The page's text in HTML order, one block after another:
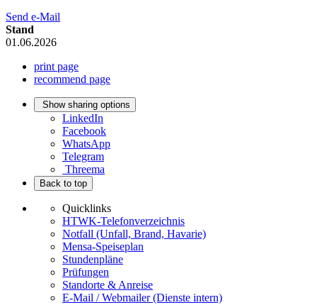
Send e-Mail
Stand
01.06.2026
print page
recommend page
Show sharing options
LinkedIn
Facebook
WhatsApp
Telegram
Threema
Back to top
Quicklinks
HTWK-Telefonverzeichnis
Notfall (Unfall, Brand, Havarie)
Mensa-Speiseplan
Stundenpläne
Prüfungen
Standorte & Anreise
E-Mail / Webmailer (Dienste intern)